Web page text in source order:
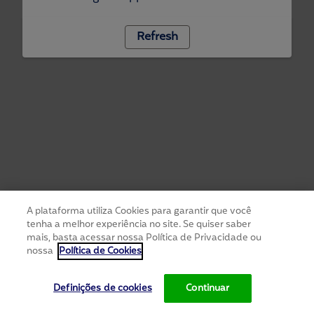
Refresh
A plataforma utiliza Cookies para garantir que você
tenha a melhor experiência no site. Se quiser saber
mais, basta acessar nossa Política de Privacidade ou
nossa Política de Cookies
Definições de cookies Continuar